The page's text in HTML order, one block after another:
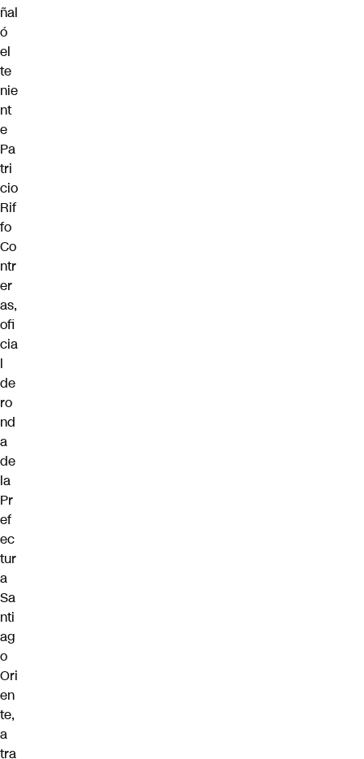
ñal
ó
el
te
nie
nt
e
Pa
tri
cio
Rif
fo
Co
ntr
er
as,
ofi
cia
l
de
ro
nd
a
de
la
Pr
ef
ec
tur
a
Sa
nti
ag
o
Ori
en
te,
a
tra